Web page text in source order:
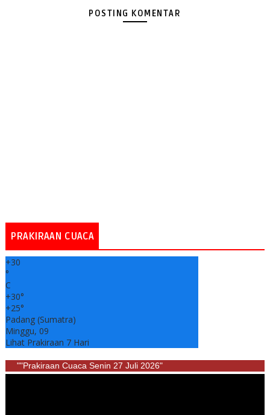
POSTING KOMENTAR
PRAKIRAAN CUACA
+30
°
C
+30°
+25°
Padang (Sumatra)
Minggu, 09
Lihat Prakiraan 7 Hari
""Prakiraan Cuaca Senin 27 Juli 2026"